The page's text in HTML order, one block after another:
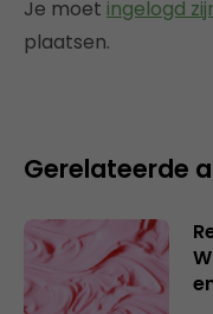
Je moet ingelogd
plaatsen.
Gerelateerde